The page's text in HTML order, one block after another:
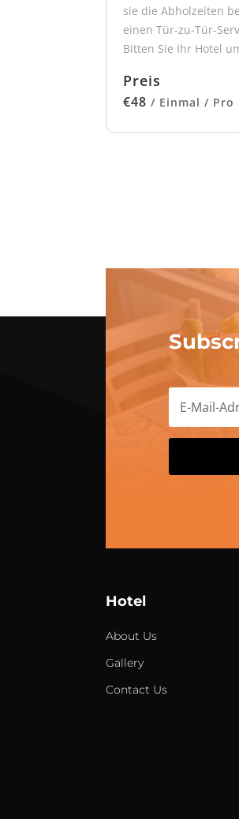
sie die Abholzeiten
einen Tür-zu-Tür-
Bitten Sie Ihr Hotel
Preis
€48 / Einmal /
Hotel
About Us
Gallery
Contact Us